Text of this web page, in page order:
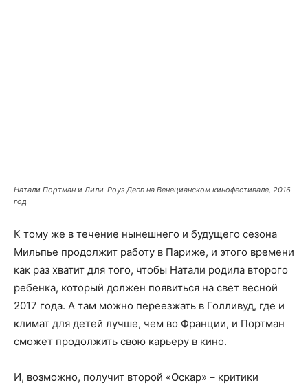
Натали Портман и Лили-Роуз Депп на Венецианском кинофестивале, 2016
год
К тому же в течение нынешнего и будущего сезона
Мильпье продолжит работу в Париже, и этого времени
как раз хватит для того, чтобы Натали родила второго
ребенка, который должен появиться на свет весной
2017 года. А там можно переезжать в Голливуд, где и
климат для детей лучше, чем во Франции, и Портман
сможет продолжить свою карьеру в кино.
И, возможно, получит второй «Оскар» – критики